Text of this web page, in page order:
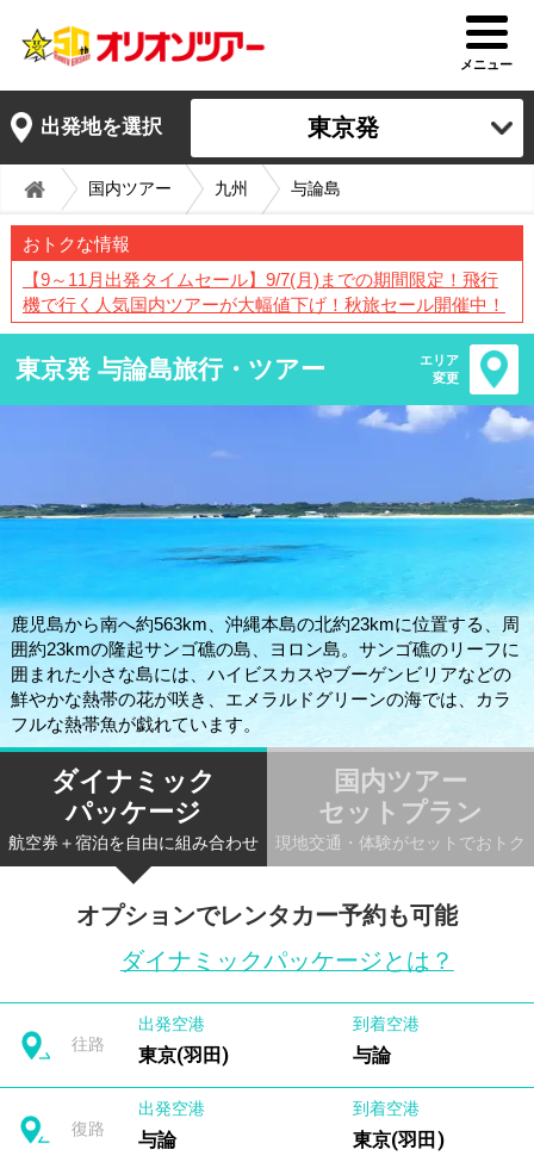
メニュー
出発地を選択 東京発
国内ツアー 九州 与論島
おトクな情報
【9～11月出発タイムセール】9/7(月)までの期間限定！飛行
機で行く人気国内ツアーが大幅値下げ！秋旅セール開催中！
東京発 与論島旅行・ツアー
エリア
変更
鹿児島から南へ約563km、沖縄本島の北約23kmに位置する、周
囲約23kmの隆起サンゴ礁の島、ヨロン島。サンゴ礁のリーフに
囲まれた小さな島には、ハイビスカスやブーゲンビリアなどの
鮮やかな熱帯の花が咲き、エメラルドグリーンの海では、カラ
フルな熱帯魚が戯れています。
ダイナミック
パッケージ
航空券＋宿泊を自由に組み合わせ
国内ツアー
セットプラン
現地交通・体験がセットでおトク
オプションでレンタカー予約も可能
ダイナミックパッケージとは？
往路
出発空港
東京(羽田)
到着空港
与論
復路
出発空港
与論
到着空港
東京(羽田)